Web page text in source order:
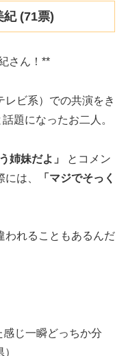
紀 (71票)
さん！**
レビ系）での共演をき
題になったお二人。
姉妹だよ」
とコメン
は、
「マジでそっく
われることもあるんだ
感じ一瞬どっちか分